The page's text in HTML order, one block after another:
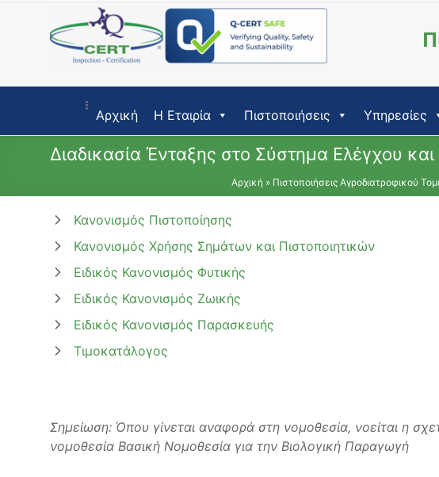
Αρχική Η Εταιρία Πιστοποιήσεις Υπηρεσίες
Διαδικασία Ένταξης στο Σύστημα Ελέγχου
Αρχική » Πιστοποιήσεις Αγροδιατροφικού
Κανονισμός Πιστοποίησης
Κανονισμός Χρήσης Σημάτων και Πιστοποιητικών
Ειδικός Κανονισμός Φυτικής
Ειδικός Κανονισμός Ζωικής
Ειδικός Κανονισμός Παρασκευής
Τιμοκατάλογος
Σημείωση: Όπου γίνεται αναφορά στη νομοθεσία, νοείται η
νομοθεσία Βασική Νομοθεσία για την Βιολογική Παραγωγή